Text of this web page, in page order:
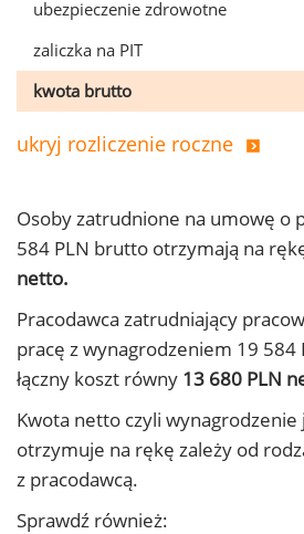
ubezpieczenie zdrowotne
zaliczka na PIT
kwota brutto
ukryj rozliczenie roczne
Osoby zatrudnione na umowę o
584 PLN brutto otrzymają na
netto.
Pracodawca zatrudniający
pracę z wynagrodzeniem 19
łączny koszt równy 13 680 PLN
Kwota netto czyli
otrzymuje na rękę zależy od
z pracodawcą.
Sprawdź również: